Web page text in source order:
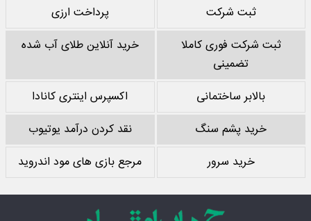
ثبت شرکت
پرداخت ارزی
ثبت شرکت فوری کاملا
تضمینی
خرید آنلاین طلای آب شده
بالابر ساختمانی
اکسپرس اینتری کانادا
خرید پشم سنگ
نقد کردن درآمد یوتیوب
خرید سرور
مرجع بازی های مود اندروید